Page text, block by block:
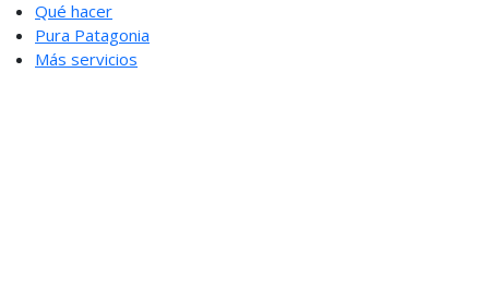
Qué hacer
Pura Patagonia
Más servicios